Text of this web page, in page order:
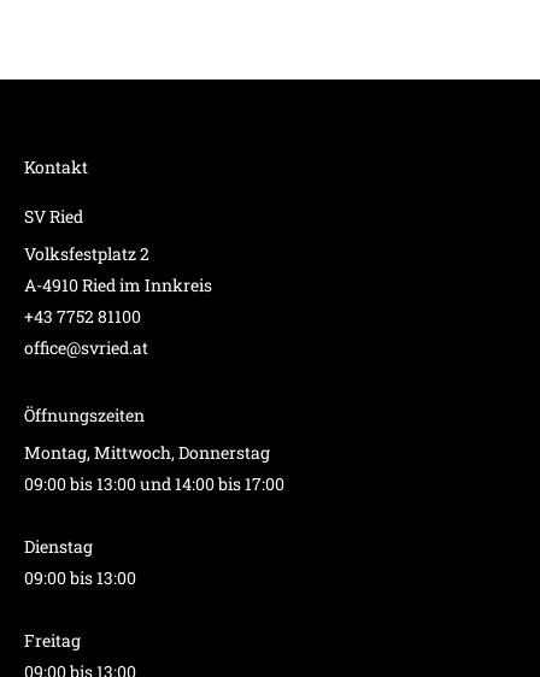
Kontakt
SV Ried
Volksfestplatz 2
A-4910 Ried im Innkreis
+43 7752 81100
office@svried.at
Öffnungszeiten
Montag, Mittwoch, Donnerstag
09:00 bis 13:00 und 14:00 bis 17:00
Dienstag
09:00 bis 13:00
Freitag
09:00 bis 13:00